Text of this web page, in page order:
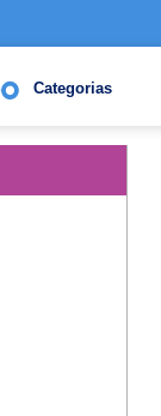
Categorias